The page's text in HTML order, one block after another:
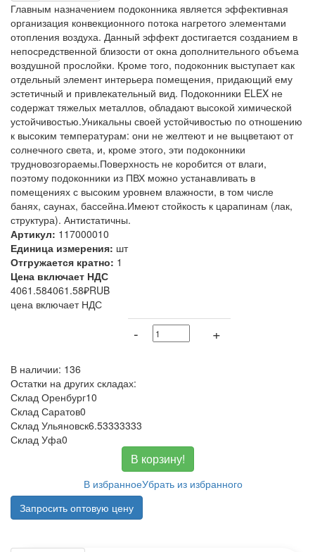
Главным назначением подоконника является эффективная
организация конвекционного потока нагретого элементами
отопления воздуха. Данный эффект достигается созданием в
непосредственной близости от окна дополнительного объема
воздушной прослойки. Кроме того, подоконник выступает как
отдельный элемент интерьера помещения, придающий ему
эстетичный и привлекательный вид. Подоконники ELEX не
содержат тяжелых металлов, обладают высокой химической
устойчивостью.Уникальны своей устойчивостью по отношению
к высоким температурам: они не желтеют и не выцветают от
солнечного света, и, кроме этого, эти подоконники
трудновозгораемы.Поверхность не коробится от влаги,
поэтому подоконники из ПВХ можно устанавливать в
помещениях с высоким уровнем влажности, в том числе
банях, саунах, бассейна.Имеют стойкость к царапинам (лак,
структура). Антистатичны.
Артикул: 117000010
Единица измерения: шт
Отгружается кратно: 1
Цена включает НДС
4061.584061.58₽RUB
цена включает НДС
- +
В наличии: 136
Остатки на других складах:
Склад Оренбург10
Склад Саратов0
Склад Ульяновск6.53333333
Склад Уфа0
В корзину!
В избранноеУбрать из избранного
Запросить оптовую цену